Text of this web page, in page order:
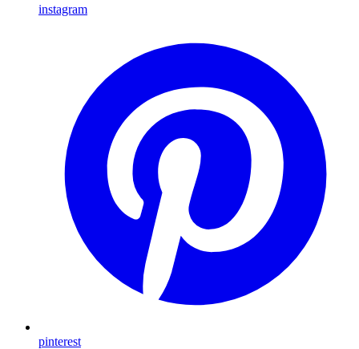
instagram
pinterest